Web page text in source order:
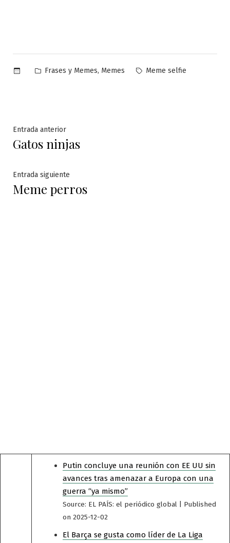
Publicado
Frases y Memes, Memes Etiquetas:
Meme selfie
Navegación
de
entradas
Entrada anteriorEntrada
anterior:
Gatos ninjas
Entrada siguiente
siguiente:
Meme perros
Putin concluye una reunión con EE UU sin
avances tras amenazar a Europa con una
guerra “ya mismo”
Source: EL PAÍS: el periódico global
Published
on 2025-12-02
El Barça se gusta como líder de La Liga